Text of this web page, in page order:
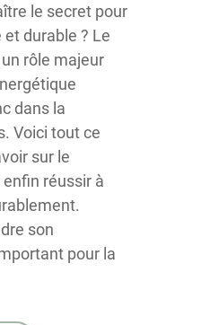
le secret pour
durable ? Le
rôle majeur
dans la
Voici tout ce
sur le
réussir à
son
pour la